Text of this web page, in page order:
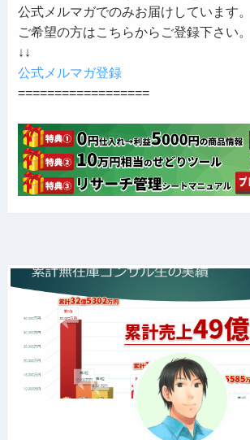
公式メルマガでのみお届けしています。
ご希望の方はこちらからご登録下さい。
↓↓
公式メルマガ登録
==================